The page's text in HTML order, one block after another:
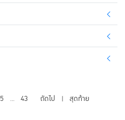
5 ... 43 ถัดไป | สุดท้าย